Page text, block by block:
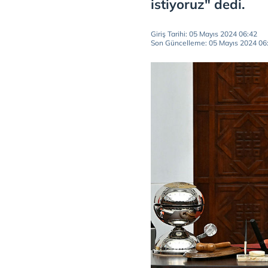
istiyoruz" dedi.
Giriş Tarihi: 05 Mayıs 2024 06:42
Son Güncelleme: 05 Mayıs 2024